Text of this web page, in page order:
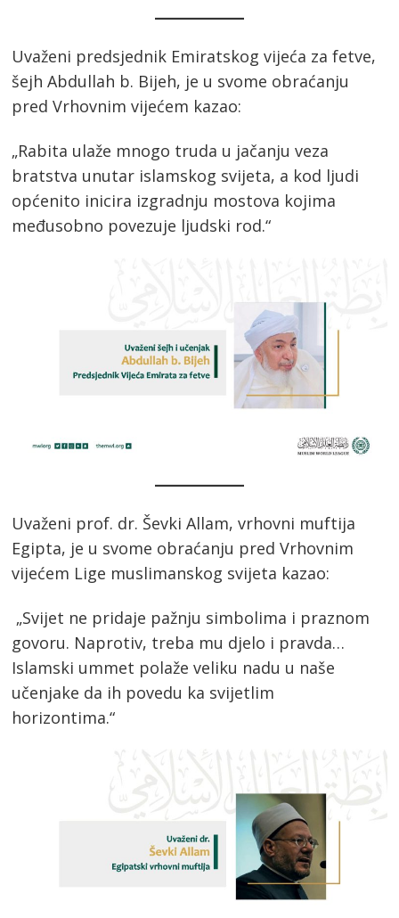
Uvaženi predsjednik Emiratskog vijeća za fetve,
šejh Abdullah b. Bijeh, je u svome obraćanju
pred Vrhovnim vijećem kazao:
„Rabita ulaže mnogo truda u jačanju veza
bratstva unutar islamskog svijeta, a kod ljudi
općenito inicira izgradnju mostova kojima
međusobno povezuje ljudski rod.“
Uvaženi prof. dr. Ševki Allam, vrhovni muftija
Egipta, je u svome obraćanju pred Vrhovnim
vijećem Lige muslimanskog svijeta kazao:
„Svijet ne pridaje pažnju simbolima i praznom
govoru. Naprotiv, treba mu djelo i pravda…
Islamski ummet polaže veliku nadu u naše
učenjake da ih povedu ka svijetlim
horizontima.“